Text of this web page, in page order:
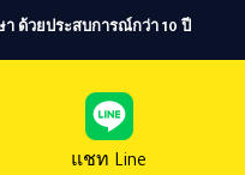
า ด้วยประสบการณ์กว่า 10 ปี
แชท Line